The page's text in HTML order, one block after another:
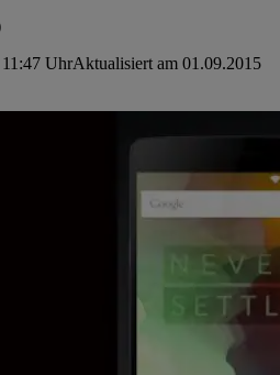
UhrAktualisiert am 01.09.2015